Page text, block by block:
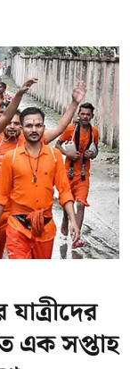
এক সপ্তাহ